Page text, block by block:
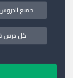
جميع
كل درس فيه 5 اختبارات تفاعلية لتحسين